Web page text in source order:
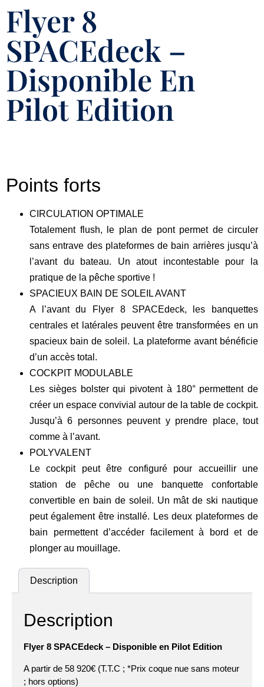
Flyer 8
SPACEdeck –
Disponible En
Pilot Edition
Points forts
CIRCULATION OPTIMALE
Totalement flush, le plan de pont permet de circuler
sans entrave des plateformes de bain arrières jusqu’à
l’avant du bateau. Un atout incontestable pour la
pratique de la pêche sportive !
SPACIEUX BAIN DE SOLEIL AVANT
A l’avant du Flyer 8 SPACEdeck, les banquettes
centrales et latérales peuvent être transformées en un
spacieux bain de soleil. La plateforme avant bénéficie
d’un accès total.
COCKPIT MODULABLE
Les sièges bolster qui pivotent à 180° permettent de
créer un espace convivial autour de la table de cockpit.
Jusqu’à 6 personnes peuvent y prendre place, tout
comme à l’avant.
POLYVALENT
Le cockpit peut être configuré pour accueillir une
station de pêche ou une banquette confortable
convertible en bain de soleil. Un mât de ski nautique
peut également être installé. Les deux plateformes de
bain permettent d’accéder facilement à bord et de
plonger au mouillage.
Description
Description
Flyer 8 SPACEdeck – Disponible en Pilot Edition
A partir de 58 920€ (T.T.C ; *Prix coque nue sans moteur
; hors options)